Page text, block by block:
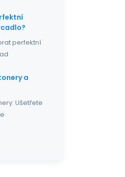
perfektní
a
Ušetřete